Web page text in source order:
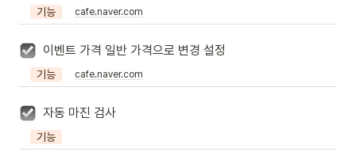
기능 cafe.naver.com
이벤트 가격 일반 가격으로 변경 설정
기능 cafe.naver.com
자동 마진 검사
기능